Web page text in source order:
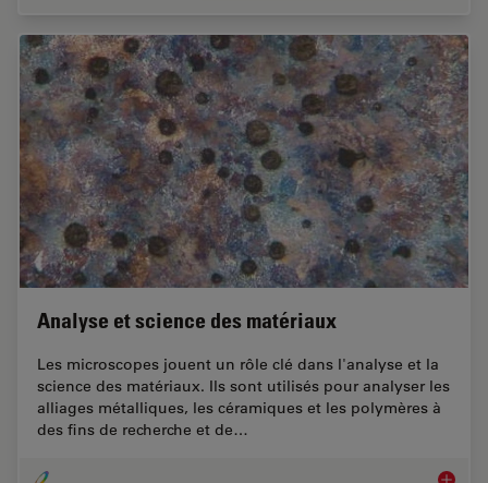
Analyse et science des matériaux
Les microscopes jouent un rôle clé dans l'analyse et la
science des matériaux. Ils sont utilisés pour analyser les
alliages métalliques, les céramiques et les polymères à
des fins de recherche et de…